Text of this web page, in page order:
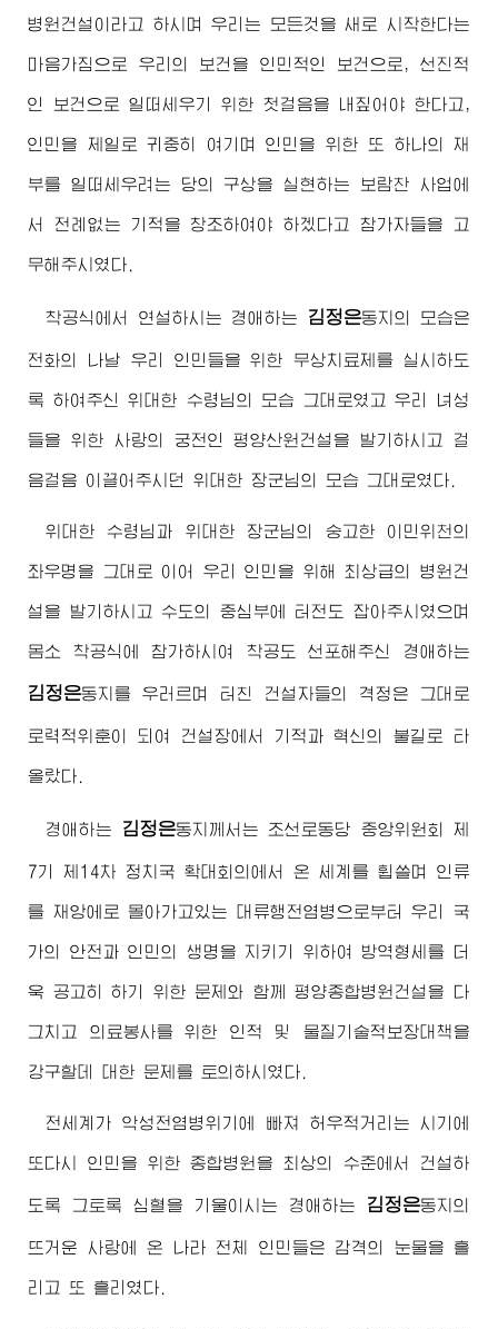
병원건설이라고 하시며 우리는 모든것을 새로 시작한다는
마음가짐으로 우리의 보건을 인민적인 보건으로, 선진적
인 보건으로 일떠세우기 위한 첫걸음을 내짚어야 한다고,
인민을 제일로 귀중히 여기며 인민을 위한 또 하나의 재
부를 일떠세우려는 당의 구상을 실현하는 보람찬 사업에
서 전례없는 기적을 창조하여야 하겠다고 참가자들을 고
무해주시였다.
착공식에서 연설하시는 경애하는 김정은동지 의 모습은
전화의 나날 우리 인민들을 위한 무상치료제를 실시하도
록 하여주신위대한 수령님 의 모습 그대로였고 우리 녀성
들을 위한 사랑의 궁전인 평양산원건설을 발기하시고 걸
음걸음 이끌어주시던 위대한 장군님 의 모습 그대로였다.
위대한 수령님 과 위대한 장군님의 숭고한 이민위천의
좌우명을 그대로 이어 우리 인민을 위해 최상급의 병원건
설을 발기하시고 수도의 중심부에 터전도 잡아주시였으며
몸소 착공식에 참가하시여 착공도 선포해주신 경애하는
김정은동지 를 우러르며 터친 건설자들의 격정은 그대로
로력적위훈이 되여 건설장에서 기적과 혁신의 불길로 타
올랐다.
경애하는 김정은동지 께서는 조선로동당 중앙위원회 제
7기 제14차 정치국 확대회의에서 온 세계를 휩쓸며 인류
를 재앙에로 몰아가고있는 대류행전염병으로부터 우리 국
가의 안전과 인민의 생명을 지키기 위하여 방역형세를 더
욱 공고히 하기 위한 문제와 함께 평양종합병원건설을 다
그치고 의료봉사를 위한 인적 및 물질기술적보장대책을
강구할데 대한 문제를 토의하시였다.
전세계가 악성전염병위기에 빠져 허우적거리는 시기에
또다시 인민을 위한 종합병원을 최상의 수준에서 건설하
도록 그토록 심혈을 기울이시는 경애하는 김정은동지 의
뜨거운 사랑에 온 나라 전체 인민들은 감격의 눈물을 흘
리고 또 흘리였다.